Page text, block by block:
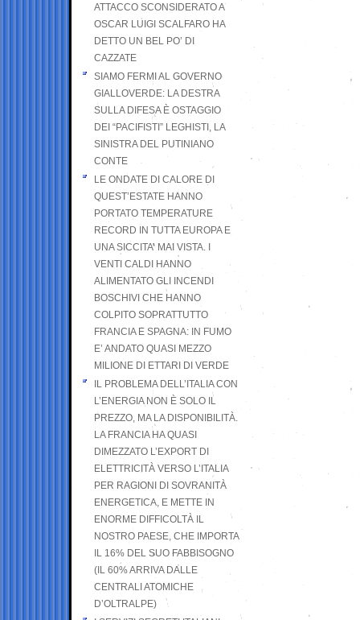
ATTACCO SCONSIDERATO A
OSCAR LUIGI SCALFARO HA
DETTO UN BEL PO’ DI
CAZZATE
SIAMO FERMI AL GOVERNO
GIALLOVERDE: LA DESTRA
SULLA DIFESA È OSTAGGIO
DEI “PACIFISTI” LEGHISTI, LA
SINISTRA DEL PUTINIANO
CONTE
LE ONDATE DI CALORE DI
QUEST’ESTATE HANNO
PORTATO TEMPERATURE
RECORD IN TUTTA EUROPA E
UNA SICCITA’ MAI VISTA. I
VENTI CALDI HANNO
ALIMENTATO GLI INCENDI
BOSCHIVI CHE HANNO
COLPITO SOPRATTUTTO
FRANCIA E SPAGNA: IN FUMO
E’ ANDATO QUASI MEZZO
MILIONE DI ETTARI DI VERDE
IL PROBLEMA DELL’ITALIA CON
L’ENERGIA NON È SOLO IL
PREZZO, MA LA DISPONIBILITÀ.
LA FRANCIA HA QUASI
DIMEZZATO L’EXPORT DI
ELETTRICITÀ VERSO L’ITALIA
PER RAGIONI DI SOVRANITÀ
ENERGETICA, E METTE IN
ENORME DIFFICOLTÀ IL
NOSTRO PAESE, CHE IMPORTA
IL 16% DEL SUO FABBISOGNO
(IL 60% ARRIVA DALLE
CENTRALI ATOMICHE
D’OLTRALPE)